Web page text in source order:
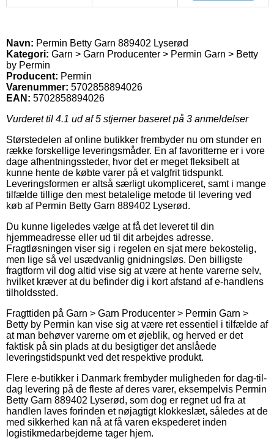
Navn: Permin Betty Garn 889402 Lyserød
Kategori: Garn > Garn Producenter > Permin Garn > Betty
by Permin
Producent: Permin
Varenummer: 5702858894026
EAN: 5702858894026
Vurderet til 4.1 ud af 5 stjerner baseret på 3 anmeldelser
Størstedelen af online butikker frembyder nu om stunder en
række forskellige leveringsmåder. En af favoritterne er i vore
dage afhentningssteder, hvor det er meget fleksibelt at
kunne hente de købte varer på et valgfrit tidspunkt.
Leveringsformen er altså særligt ukompliceret, samt i mange
tilfælde tillige den mest betalelige metode til levering ved
køb af Permin Betty Garn 889402 Lyserød.
Du kunne ligeledes vælge at få det leveret til din
hjemmeadresse eller ud til dit arbejdes adresse.
Fragtløsningen viser sig i regelen en sjat mere bekostelig,
men lige så vel usædvanlig gnidningsløs. Den billigste
fragtform vil dog altid vise sig at være at hente varerne selv,
hvilket kræver at du befinder dig i kort afstand af e-handlens
tilholdssted.
Fragttiden på Garn > Garn Producenter > Permin Garn >
Betty by Permin kan vise sig at være ret essentiel i tilfælde af
at man behøver varerne om et øjeblik, og herved er det
faktisk på sin plads at du besigtiger det anslåede
leveringstidspunkt ved det respektive produkt.
Flere e-butikker i Danmark frembyder muligheden for dag-til-
dag levering på de fleste af deres varer, eksempelvis Permin
Betty Garn 889402 Lyserød, som dog er regnet ud fra at
handlen laves forinden et nøjagtigt klokkeslæt, således at de
med sikkerhed kan nå at få varen ekspederet inden
logistikmedarbejderne tager hjem.